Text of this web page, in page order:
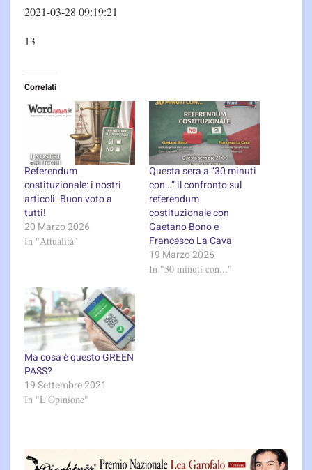
2021-03-28 09:19:21
13
Correlati
Referendum
costituzionale: i nostri
articoli. Buon voto a
tutti!
20 Marzo 2026
In "Attualità"
Questa sera a “30 minuti
con…” il confronto sul
referendum
costituzionale con
Gaetano Bono e
Francesco La Cava
19 Marzo 2026
In "30 minuti con..."
Ma cosa è questo GREEN
PASS?
19 Settembre 2021
In "L'Opinione"